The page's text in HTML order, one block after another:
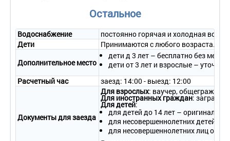
• Количество номеров – 57.
• Дополнительное место – 1 (раскладушка).
• Площадь – 22 кв.м.
• Балкон – да.
• Мебель – одна 2-спальная кровать или две 1-спальные
кровати, прикроватные тумбочки, зеркало, письменный стол,
стулья, журнальный столик, шкаф.
• Оборудование – телевизор, холодильник, кондиционер,
• Покрытие пола – ковровое покрытие.
• Санузел – душевая кабина, набор гигиенических
принадлежностей, комплект полотенец.
Остальное
Водоснабжение
постоянно горячая и холодная вода
Дети
Принимаются с любого возраста. До
Дополнительное место
дети д 3 лет – бесплатно без места
дети от 3 лет и взрослые –
Расчетный час
заезд: 14:00 - выезд: 12:00
Документы для заезда
Для взрослых: ваучер,
Для иностранных граждан:
Для детей:
для детей до 14 лет – оригинал
для несовершеннолетних детей в
для несовершеннолетних лиц от